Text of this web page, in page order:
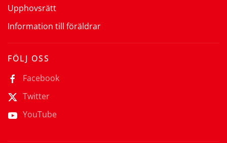
Upphovsrätt
Information till föräldrar
FÖLJ OSS
Facebook
Twitter
YouTube